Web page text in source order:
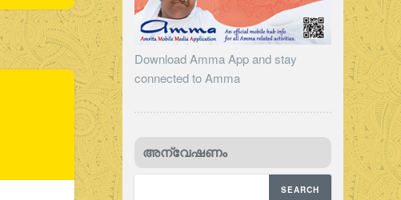
Download Amma App and stay
connected to Amma
അന്വേഷണം